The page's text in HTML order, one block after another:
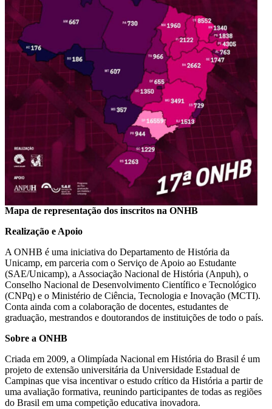
Mapa de representação dos inscritos na ONHB
Realização e Apoio
A ONHB é uma iniciativa do Departamento de História da
Unicamp, em parceria com o Serviço de Apoio ao Estudante
(SAE/Unicamp), a Associação Nacional de História (Anpuh), o
Conselho Nacional de Desenvolvimento Científico e Tecnológico
(CNPq) e o Ministério de Ciência, Tecnologia e Inovação (MCTI).
Conta ainda com a colaboração de docentes, estudantes de
graduação, mestrandos e doutorandos de instituições de todo o país.
Sobre a ONHB
Criada em 2009, a Olimpíada Nacional em História do Brasil é um
projeto de extensão universitária da Universidade Estadual de
Campinas que visa incentivar o estudo crítico da História a partir de
uma avaliação formativa, reunindo participantes de todas as regiões
do Brasil em uma competição educativa inovadora.